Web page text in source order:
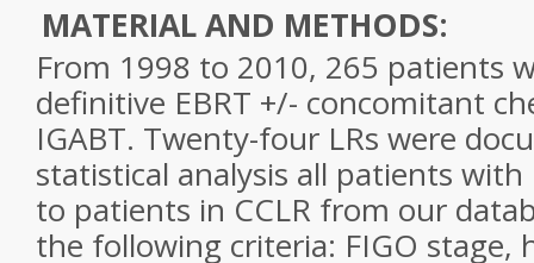
MATERIAL AND METHODS:
From 1998 to 2010, 265 patients
definitive EBRT +/- concomitant
IGABT. Twenty-four LRs were
statistical analysis all patients
to patients in CCLR from our
the following criteria: FIGO stage,